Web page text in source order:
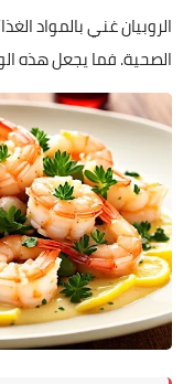
الروبيان غني بالمواد
الصحية. فما يجعل هذه